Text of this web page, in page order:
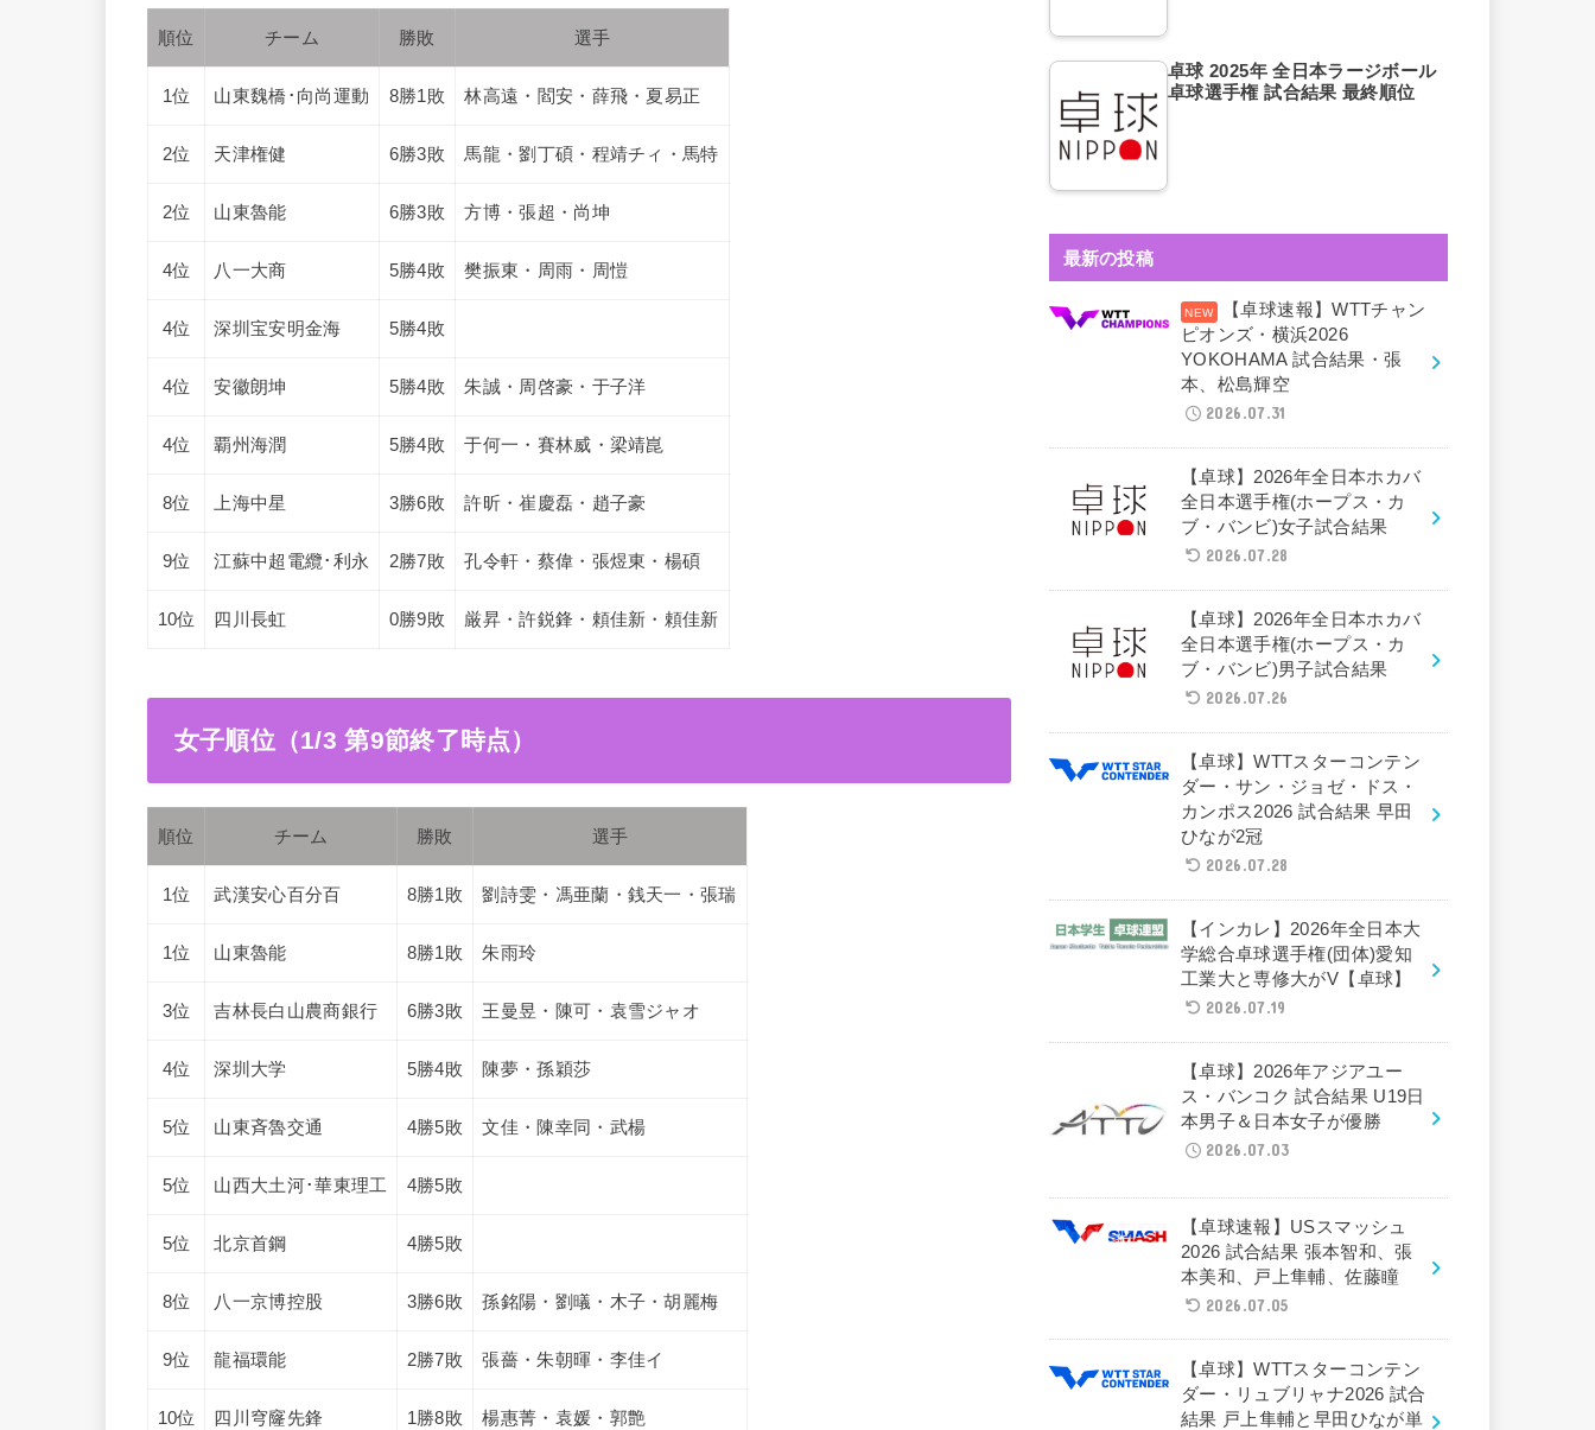
順位 チーム 勝敗 選手
1位 山東魏橋･向尚運動 8勝1敗 林高遠・閻安・薛飛・夏易正
2位 天津権健 6勝3敗 馬龍・劉丁碩・程靖チィ・馬特
2位 山東魯能 6勝3敗 方博・張超・尚坤
4位 八一大商 5勝4敗 樊振東・周雨・周愷
4位 深圳宝安明金海 5勝4敗
4位 安徽朗坤 5勝4敗 朱誠・周啓豪・于子洋
4位 覇州海潤 5勝4敗 于何一・賽林威・梁靖崑
8位 上海中星 3勝6敗 許昕・崔慶磊・趙子豪
9位 江蘇中超電纜･利永 2勝7敗 孔令軒・蔡偉・張煜東・楊碩
10位 四川長虹 0勝9敗 厳昇・許鋭鋒・頼佳新・頼佳新
女子順位（1/3 第9節終了時点）
順位 チーム 勝敗 選手
1位 武漢安心百分百 8勝1敗 劉詩雯・馮亜蘭・銭天一・張瑞
1位 山東魯能 8勝1敗 朱雨玲
3位 吉林長白山農商銀行 6勝3敗 王曼昱・陳可・袁雪ジャオ
4位 深圳大学 5勝4敗 陳夢・孫穎莎
5位 山東斉魯交通 4勝5敗 文佳・陳幸同・武楊
5位 山西大土河･華東理工 4勝5敗
5位 北京首鋼 4勝5敗
8位 八一京博控股 3勝6敗 孫銘陽・劉㬢・木子・胡麗梅
9位 龍福環能 2勝7敗 張薔・朱朝暉・李佳イ
10位 四川穹窿先鋒 1勝8敗 楊惠菁・袁媛・郭艶
卓球 2025年 全日本ラージボール
卓球選手権 試合結果 最終順位
最新の投稿
【卓球速報】WTTチャン
ピオンズ・横浜2026
YOKOHAMA 試合結果・張
本、松島輝空
2026.07.31
【卓球】2026年全日本ホカバ
全日本選手権(ホープス・カ
ブ・バンビ)女子試合結果
2026.07.28
【卓球】2026年全日本ホカバ
全日本選手権(ホープス・カ
ブ・バンビ)男子試合結果
2026.07.26
【卓球】WTTスターコンテン
ダー・サン・ジョゼ・ドス・
カンポス2026 試合結果 早田
ひなが2冠
2026.07.28
【インカレ】2026年全日本大
学総合卓球選手権(団体)愛知
工業大と専修大がV【卓球】
2026.07.19
【卓球】2026年アジアユー
ス・バンコク 試合結果 U19日
本男子＆日本女子が優勝
2026.07.03
【卓球速報】USスマッシュ
2026 試合結果 張本智和、張
本美和、戸上隼輔、佐藤瞳
2026.07.05
【卓球】WTTスターコンテン
ダー・リュブリャナ2026 試合
結果 戸上隼輔と早田ひなが単